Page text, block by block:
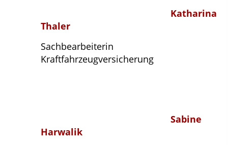
Katharina
Thaler
Sachbearbeiterin
Kraftfahrzeugversicherung
Sabine
Harwalik